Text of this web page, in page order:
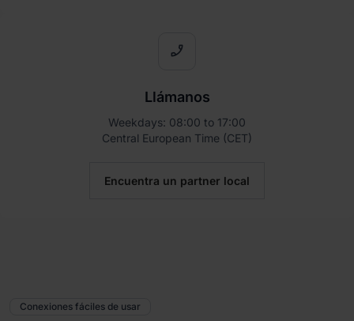
phone_enabled
Llámanos
Weekdays: 08:00 to 17:00
Central European Time (CET)
Encuentra un partner local
Conexiones fáciles de usar